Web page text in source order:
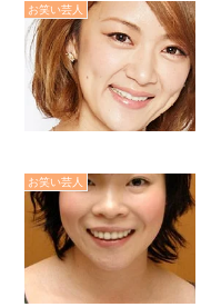
お笑い芸人
お笑い芸人